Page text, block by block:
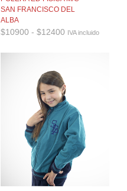
SAN FRANCISCO DEL
ALBA
$10900 - $12400 Rango
$12400
IVA incluido